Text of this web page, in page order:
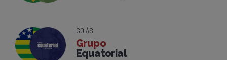
GOIÁS
Grupo
Equatorial